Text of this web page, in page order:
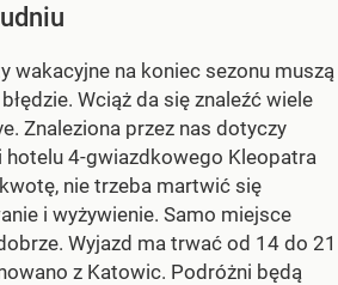
wakacyjne na koniec sezonu muszą
Wciąż da się znaleźć wiele
Znaleziona przez nas dotyczy
4-gwiazdkowego Kleopatra
nie trzeba martwić się
i wyżywienie. Samo miejsce
Wyjazd ma trwać od 14 do 21
z Katowic. Podróżni będą